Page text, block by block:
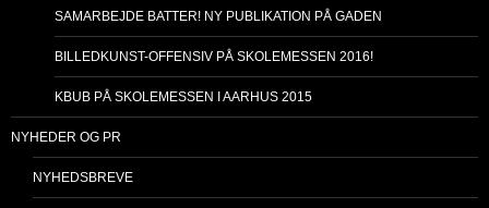
SAMARBEJDE BATTER! NY PUBLIKATION PÅ GADEN
BILLEDKUNST-OFFENSIV PÅ SKOLEMESSEN 2016!
KBUB PÅ SKOLEMESSEN I AARHUS 2015
NYHEDER OG PR
NYHEDSBREVE